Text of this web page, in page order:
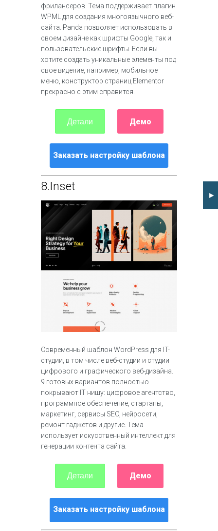
фрилансеров. Тема поддерживает плагин
WPML для создания многоязычного веб-
сайта. Panda позволяет использовать в
своем дизайне как шрифты Google, так и
пользовательские шрифты. Если вы
хотите создать уникальные элементы под
свое видение, например, мобильное
меню, конструктор страниц Elementor
прекрасно с этим справится.
Детали Демо
Заказать настройку шаблона
8.Inset
Современный шаблон WordPress для IT-
студии, в том числе веб-студии и студии
цифрового и графического веб-дизайна.
9 готовых вариантов полностью
покрывают IT нишу: цифровое агентство,
программное обеспечение, стартапы,
маркетинг, сервисы SEO, нейросети,
ремонт гаджетов и другие. Тема
использует искусственный интеллект для
генерации контента сайта.
Детали Демо
Заказать настройку шаблона
►